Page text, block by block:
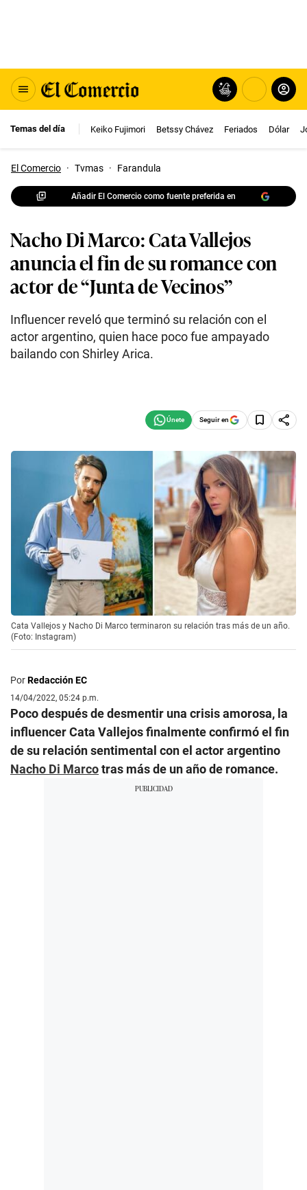
Temas del día Keiko Fujimori Betssy Chávez Feriados Dólar
El Comercio · Tvmas · Farandula
Añadir El Comercio como fuente preferida en
Nacho Di Marco: Cata Vallejos
anuncia el fin de su romance con
actor de “Junta de Vecinos”
Influencer reveló que terminó su relación con el
actor argentino, quien hace poco fue ampayado
bailando con Shirley Arica.
Seguir en
Cata Vallejos y Nacho Di Marco terminaron su relación tras más de un año.
(Foto: Instagram)
PorRedacción EC
14/04/2022, 05:24 p.m.
Poco después de desmentir una crisis amorosa, la
influencer Cata Vallejos finalmente confirmó el fin
de su relación sentimental con el actor argentino
Nacho Di Marcotras más de un año de romance.